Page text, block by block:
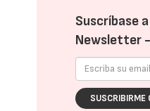
Suscríbase
Newsletter -
SUSCRIBIRME